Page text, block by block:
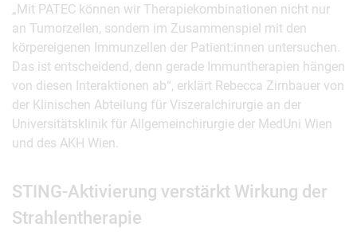
„Mit PATEC können wir Therapiekombinationen nicht nur
an Tumorzellen, sondern im Zusammenspiel mit den
körpereigenen Immunzellen der Patient:innen untersuchen.
Das ist entscheidend, denn gerade Immuntherapien hängen
von diesen Interaktionen ab“, erklärt Rebecca Zirnbauer von
der Klinischen Abteilung für Viszeralchirurgie an der
Universitätsklinik für Allgemeinchirurgie der MedUni Wien
und des AKH Wien.
STING-Aktivierung verstärkt Wirkung der
Strahlentherapie